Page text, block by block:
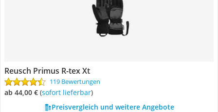
Reusch Primus R-tex Xt
119 Bewertungen
ab 44,00 € ( Sofort lieferbar)
Preisvergleich und weitere Angebote